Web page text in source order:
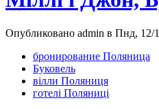
Опубликовано admin в Пнд, 12/
бронирование Поляница
Буковель
вілли Поляниця
готелі Поляниці